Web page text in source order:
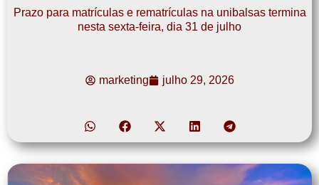
Prazo para matrículas e rematrículas na unibalsas termina
nesta sexta-feira, dia 31 de julho
marketing julho 29, 2026